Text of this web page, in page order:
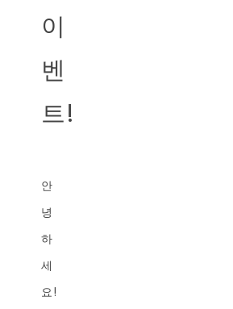
이
벤
트!
안
녕
하
세
요!